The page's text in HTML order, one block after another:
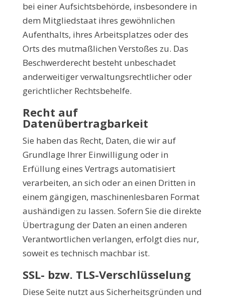
bei einer Aufsichtsbehörde, insbesondere in
dem Mitgliedstaat ihres gewöhnlichen
Aufenthalts, ihres Arbeitsplatzes oder des
Orts des mutmaßlichen Verstoßes zu. Das
Beschwerderecht besteht unbeschadet
anderweitiger verwaltungsrechtlicher oder
gerichtlicher Rechtsbehelfe.
Recht auf
Datenübertragbarkeit
Sie haben das Recht, Daten, die wir auf
Grundlage Ihrer Einwilligung oder in
Erfüllung eines Vertrags automatisiert
verarbeiten, an sich oder an einen Dritten in
einem gängigen, maschinenlesbaren Format
aushändigen zu lassen. Sofern Sie die direkte
Übertragung der Daten an einen anderen
Verantwortlichen verlangen, erfolgt dies nur,
soweit es technisch machbar ist.
SSL- bzw. TLS-Verschlüsselung
Diese Seite nutzt aus Sicherheitsgründen und